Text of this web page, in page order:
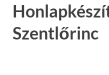
Szentlőrinc